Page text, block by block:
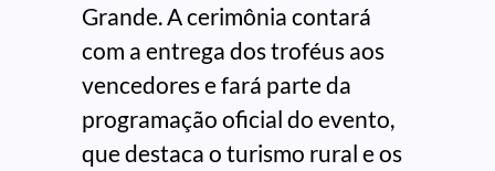
Grande. A cerimônia contará
com a entrega dos troféus aos
vencedores e fará parte da
programação oficial do evento,
que destaca o turismo rural e os